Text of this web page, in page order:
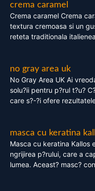
crema caramel
Crema caramel Crema
textura cremoasa si un
reteta traditionala
no gray area uk
No Gray Area UK Ai
solu?ii pentru p?rul t?u?
care s?-?i ofere
masca cu keratina
Masca cu keratina Kallos
ngrijirea p?rului, care a
lumea. Aceast? masc?